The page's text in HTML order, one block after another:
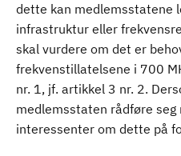
dette kan medlemsstatene
infrastruktur eller
skal vurdere om det er
frekvenstillatelsene i 700
nr. 1, jf. artikkel 3 nr. 2.
medlemsstaten rådføre seg
interessenter om dette på